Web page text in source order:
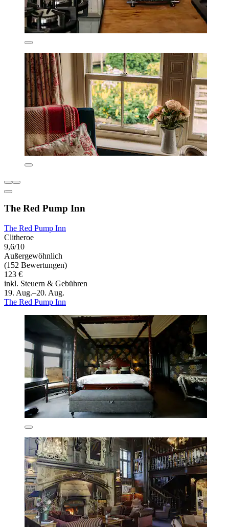
The Red Pump Inn
The Red Pump Inn
Clitheroe
9,6/10
Außergewöhnlich
(152 Bewertungen)
123 €
inkl. Steuern & Gebühren
19. Aug.–20. Aug.
The Red Pump Inn